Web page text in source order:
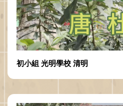
初小組 光明學校 清明